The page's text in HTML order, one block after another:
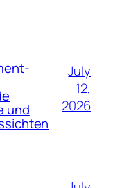
und
July
12,
2026